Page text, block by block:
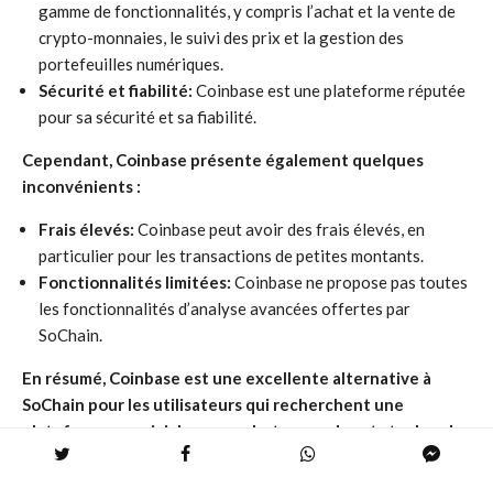
gamme de fonctionnalités, y compris l’achat et la vente de
crypto-monnaies, le suivi des prix et la gestion des
portefeuilles numériques.
Sécurité et fiabilité: Coinbase est une plateforme réputée
pour sa sécurité et sa fiabilité.
Cependant, Coinbase présente également quelques
inconvénients :
Frais élevés: Coinbase peut avoir des frais élevés, en
particulier pour les transactions de petites montants.
Fonctionnalités limitées: Coinbase ne propose pas toutes
les fonctionnalités d’analyse avancées offertes par
SoChain.
En résumé, Coinbase est une excellente alternative à
SoChain pour les utilisateurs qui recherchent une
plateforme conviviale pour acheter, vendre et stocker des
crypto-monnaies. Cependant, si vous avez besoin de